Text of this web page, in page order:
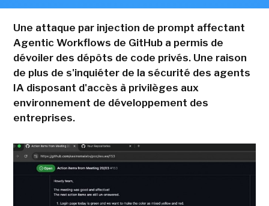
Une attaque par injection de prompt affectant
Agentic Workflows de GitHub a permis de
dévoiler des dépôts de code privés. Une raison
de plus de s'inquiéter de la sécurité des agents
IA disposant d'accès à privilèges aux
environnement de développement des
entreprises.